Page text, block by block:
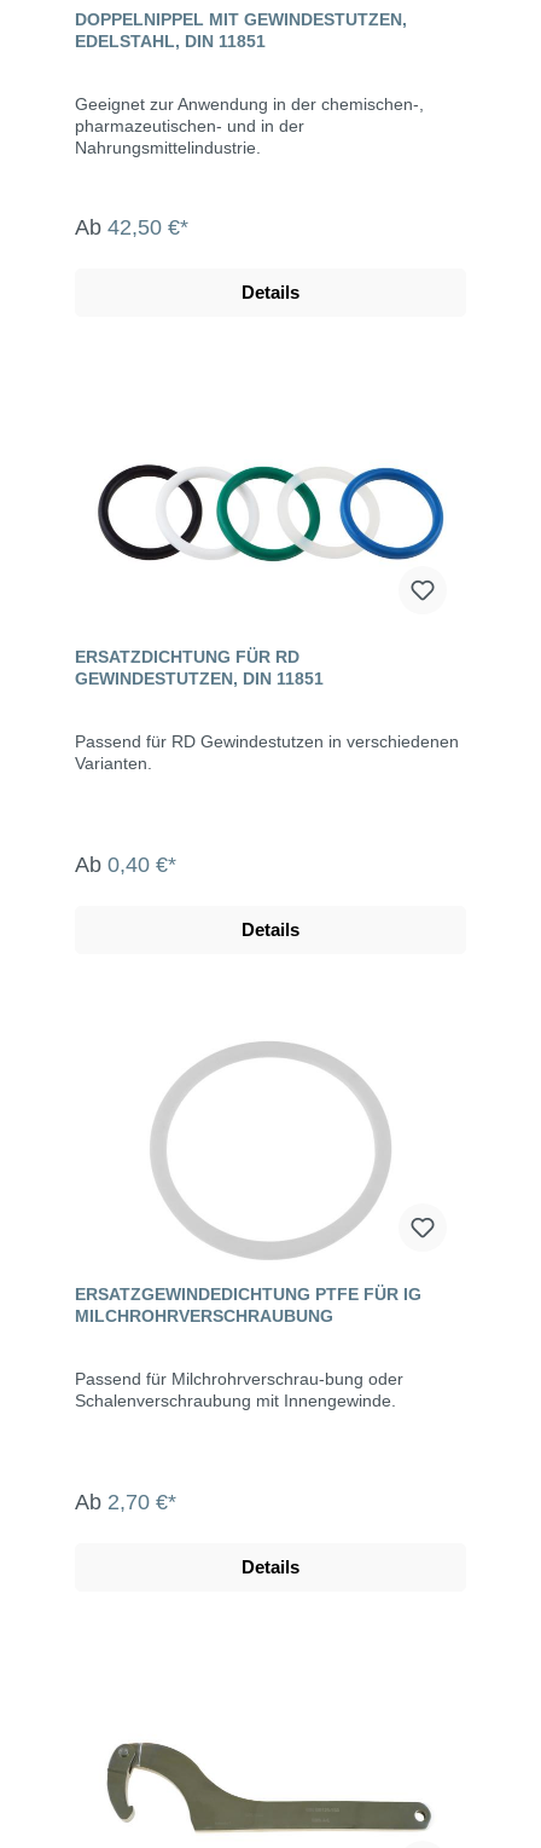
DOPPELNIPPEL MIT GEWINDESTUTZEN,
EDELSTAHL, DIN 11851
Geeignet zur Anwendung in der chemischen-,
pharmazeutischen- und in der
Nahrungsmittelindustrie.
Ab 42,50 €*
Details
ERSATZDICHTUNG FÜR RD
GEWINDESTUTZEN, DIN 11851
Passend für RD Gewindestutzen in verschiedenen
Varianten.
Ab 0,40 €*
Details
ERSATZGEWINDEDICHTUNG PTFE FÜR IG
MILCHROHRVERSCHRAUBUNG
Passend für Milchrohrverschrau-bung oder
Schalenverschraubung mit Innengewinde.
Ab 2,70 €*
Details